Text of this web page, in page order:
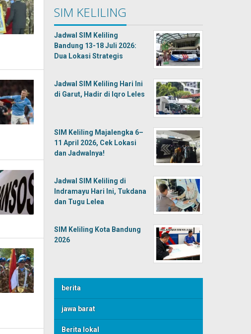
SIM KELILING
Jadwal SIM Keliling
Bandung 13-18 Juli 2026:
Dua Lokasi Strategis
Jadwal SIM Keliling Hari Ini
di Garut, Hadir di Iqro Leles
SIM Keliling Majalengka 6–
11 April 2026, Cek Lokasi
dan Jadwalnya!
Jadwal SIM Keliling di
Indramayu Hari Ini, Tukdana
dan Tugu Lelea
SIM Keliling Kota Bandung
2026
berita
jawa barat
Berita lokal